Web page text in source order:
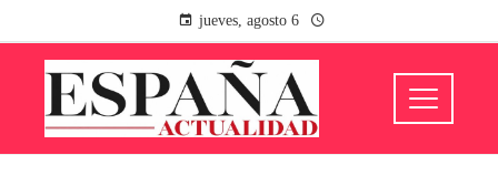
jueves, agosto 6